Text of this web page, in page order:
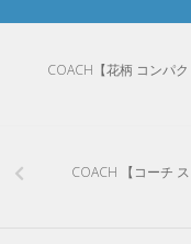
COACH【花柄 コンパ
COACH 【コーチ